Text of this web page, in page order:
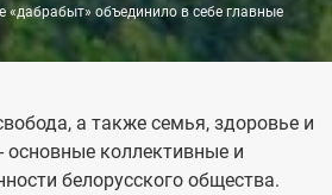
«дабрабыт» объединило в себе главные
а также семья, здоровье и
коллективные и
белорусского общества.